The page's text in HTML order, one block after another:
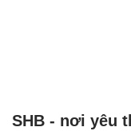
SHB - nơi yêu